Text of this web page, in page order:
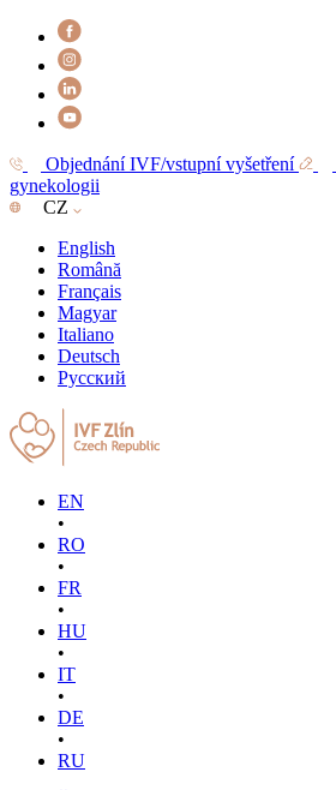
Objednání IVF/vstupní vyšetření
gynekologii
CZ
English
Română
Français
Magyar
Italiano
Deutsch
Русский
EN
•
RO
•
FR
•
HU
•
IT
•
DE
•
RU